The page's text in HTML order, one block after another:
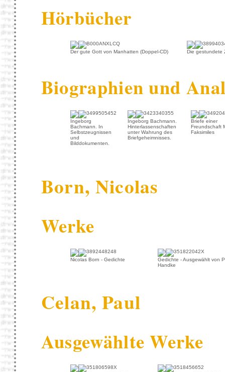
Hörbücher
Der gute Gott von Manhatten (Doppel-CD) Die gestundete
Biographien und
Ingeborg
Bachmann. In
Selbstzeugnissen
und
Bilddokumenten.
Ingeborg Bachmann.
Hinterlassenschaften
unter Wahrung des
Briefgeheimnisses.
Briefe einer
Freundschaft
Faksimiles
Born, Nicolas
Werke
Nicolas Born - Gedichte
Gedichte - Ausgewählt von
Handke
Celan, Paul
Ausgewählte Werke